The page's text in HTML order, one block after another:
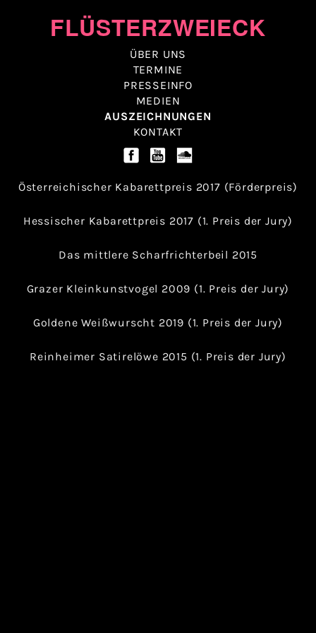
FLÜSTERZWEIECK
ÜBER UNS
TERMINE
PRESSEINFO
MEDIEN
AUSZEICHNUNGEN
KONTAKT
Österreichischer Kabarettpreis 2017 (Förderpreis)
Hessischer Kabarettpreis 2017 (1. Preis der Jury)
Das mittlere Scharfrichterbeil 2015
Grazer Kleinkunstvogel 2009 (1. Preis der Jury)
Goldene Weißwurscht 2019 (1. Preis der Jury)
Reinheimer Satirelöwe 2015 (1. Preis der Jury)